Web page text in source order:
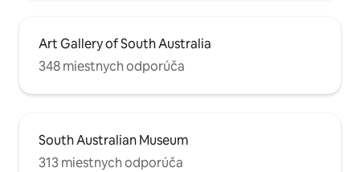
Art Gallery of South Australia
348 miestnych odporúča
South Australian Museum
313 miestnych odporúča